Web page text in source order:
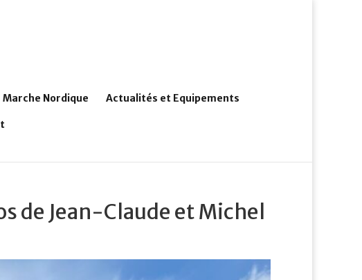
Marche Nordique Actualités et Equipements
de Jean-Claude et Michel